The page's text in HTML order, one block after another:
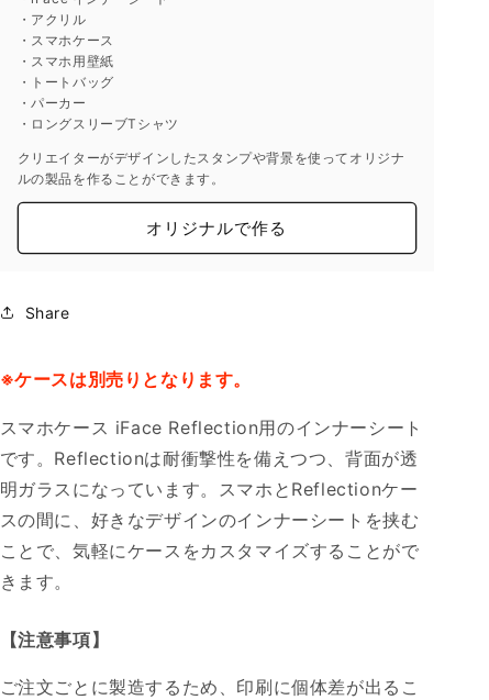
・アクリル
・スマホケース
・スマホ用壁紙
・トートバッグ
・パーカー
・ロングスリーブTシャツ
クリエイターがデザインしたスタンプや背景を使ってオリジナ
ルの製品を作ることができます。
オリジナルで作る
Share
※ケースは別売りとなります。
スマホケース iFace Reflection用のインナーシート
です。Reflectionは耐衝撃性を備えつつ、背面が透
明ガラスになっています。スマホとReflectionケー
スの間に、好きなデザインのインナーシートを挟む
ことで、気軽にケースをカスタマイズすることがで
きます。
【注意事項】
ご注文ごとに製造するため、印刷に個体差が出るこ